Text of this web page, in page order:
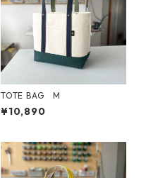
TOTE BAG M
¥10,890